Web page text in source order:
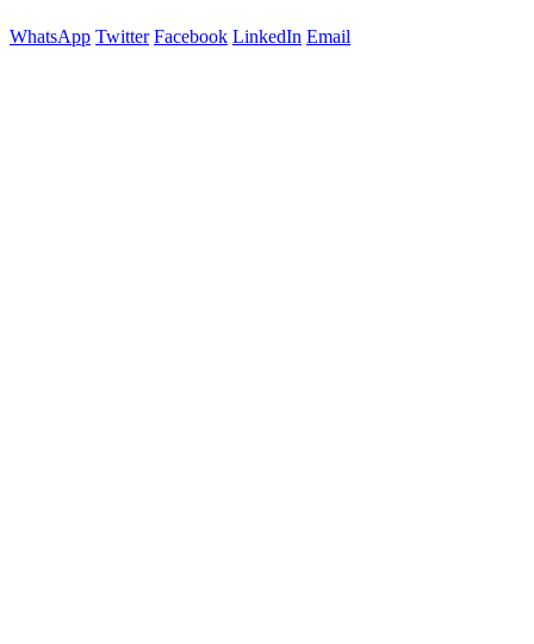
WhatsApp Twitter Facebook LinkedIn Email